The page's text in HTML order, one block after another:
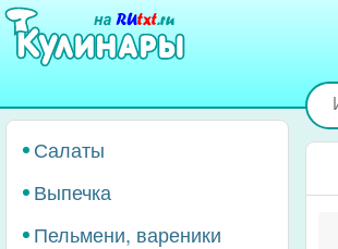
Перейти
основному
Салаты
Выпечка
Пельмени, вареники